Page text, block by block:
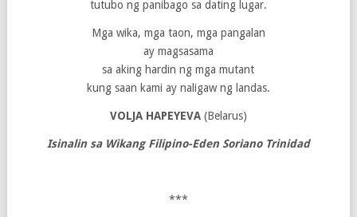
tutubo ng panibago sa dating lugar.
Mga wika, mga taon, mga pangalan
ay magsasama
sa aking hardin ng mga mutant
kung saan kami ay naligaw ng landas.
VOLJA HAPEYEVA(Belarus)
Isinalin sa Wikang Filipino-Eden Soriano Trinidad
***